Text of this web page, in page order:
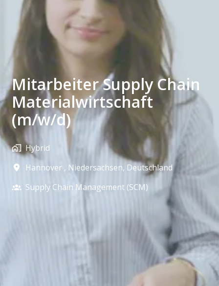
Mitarbeiter Supply Chain
Materialwirtschaft
(m/w/d)
Hybrid
Hannover , Niedersachsen, Deutschland
Supply Chain Management (SCM)​